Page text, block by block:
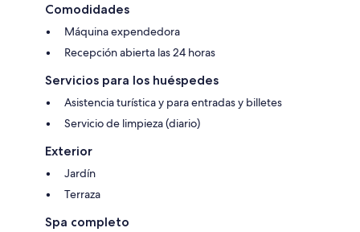
Comodidades
Máquina expendedora
Recepción abierta las 24 horas
Servicios para los huéspedes
Asistencia turística y para entradas y billetes
Servicio de limpieza (diario)
Exterior
Jardín
Terraza
Spa completo